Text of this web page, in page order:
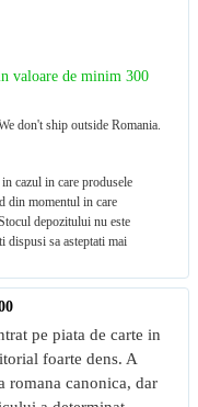
valoare de minim 300
don't ship outside Romania.
cazul in care produsele
din momentul in care
depozitului nu este
dispusi sa asteptati mai
pe piata de carte in
foarte dens. A
romana canonica, dar